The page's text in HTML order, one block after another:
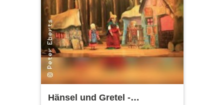
Hänsel und Gretel -